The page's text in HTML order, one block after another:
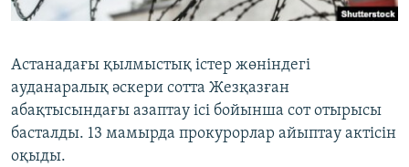
Басқа тілдерде
Астанадағы қылмыстық істер жөніндегі
ауданаралық әскери сотта Жезқазған
абақтысындағы азаптау ісі бойынша сот отырысы
басталды. 13 мамырда прокурорлар айыптау актісін
оқыды.